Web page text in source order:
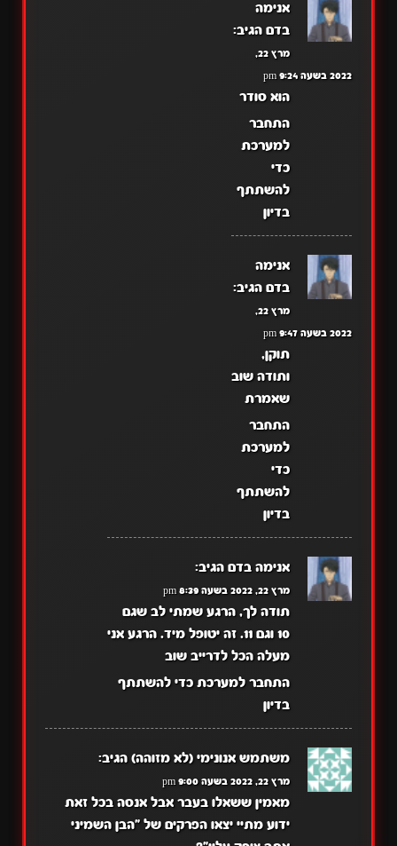
אנימה
בדם הגיב:
מרץ 22,
2022 בשעה 9:24 pm
הוא סודר
התחבר
למערכת
כדי
להשתתף
בדיון
אנימה
בדם הגיב:
מרץ 22,
2022 בשעה 9:47 pm
תוקן,
ותודה שוב
שאמרת
התחבר
למערכת
כדי
להשתתף
בדיון
אנימה בדם הגיב:
מרץ 22, 2022 בשעה 8:39 pm
תודה לך, הרגע שמתי לב שגם
10 וגם 11. זה יטופל מיד. הרגע אני
מעלה הכל לדרייב שוב
התחבר למערכת כדי להשתתף
בדיון
משתמש אנונימי (לא מזוהה) הגיב:
מרץ 22, 2022 בשעה 9:00 pm
מאמין ששאלו בעבר אבל אנסה בכל זאת
ידוע מתיי יצאו הפרקים של "הבן השמיני